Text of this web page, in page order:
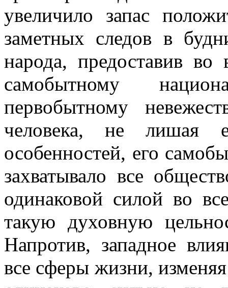
увеличило запас
заметных следов в
народа, предоставив
самобытному
первобытному
человека, не лишая
особенностей, его
захватывало все
одинаковой силой во
такую духовную
Напротив, западное
все сферы жизни,